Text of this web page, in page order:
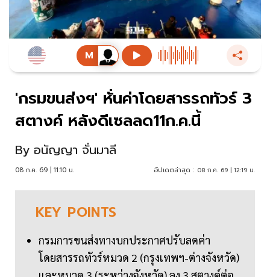
'กรมขนส่งฯ' หั่นค่าโดยสารรถทัวร์ 3
สตางค์ หลังดีเซลลด11ก.ค.นี้
By อนัญญา จั่นมาลี
08 ก.ค. 69 | 11:10 น. อัปเดตล่าสุด : 08 ก.ค. 69 | 12:19 น.
KEY POINTS
กรมการขนส่งทางบกประกาศปรับลดค่า
โดยสารรถทัวร์หมวด 2 (กรุงเทพฯ-ต่างจังหวัด)